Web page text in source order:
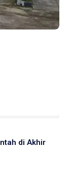
di Akhir